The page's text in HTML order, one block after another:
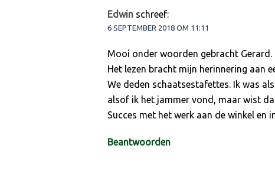
Edwin schreef:
6 SEPTEMBER 2018 OM 11:11
Mooi onder woorden gebracht Gerard.
Het lezen bracht mijn herinnering aan
We deden schaatsestafettes. Ik was
alsof ik het jammer vond, maar wist
Succes met het werk aan de winkel en
Beantwoorden